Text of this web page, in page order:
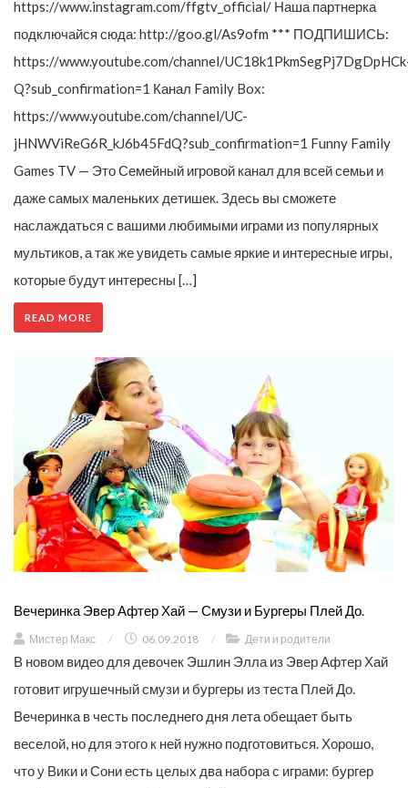
https://www.instagram.com/ffgtv_official/ Наша партнерка
подключайся сюда: http://goo.gl/As9ofm *** ПОДПИШИСЬ:
https://www.youtube.com/channel/
Q?sub_confirmation=1 Канал Family Box:
https://www.youtube.com/channel/UC-
jHNWViReG6R_kJ6b45FdQ?sub_confirmation=1 Funny Family
Games TV — Это Семейный игровой канал для всей семьи и
даже самых маленьких детишек. Здесь вы сможете
наслаждаться с вашими любимыми играми из популярных
мультиков, а так же увидеть самые яркие и интересные игры,
которые будут интересны […]
READ MORE
Вечеринка Эвер Афтер Хай — Смузи и Бургеры Плей До.
Мистер Макс / 06.09.2018 / Дети и родители
В новом видео для девочек Эшлин Элла из Эвер Афтер Хай
готовит игрушечный смузи и бургеры из теста Плей До.
Вечеринка в честь последнего дня лета обещает быть
веселой, но для этого к ней нужно подготовиться. Хорошо,
что у Вики и Сони есть целых два набора с играми: бургер